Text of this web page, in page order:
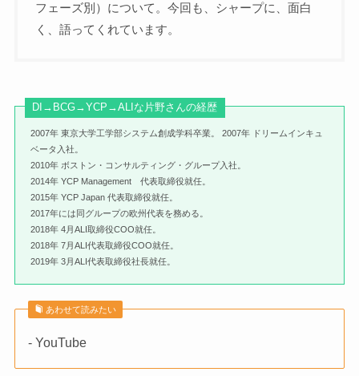
フェーズ別）について。今回も、シャープに、面白
く、語ってくれています。
DI→BCG→YCP→ALIな片野さんの経歴
2007年 東京大学工学部システム創成学科卒業。 2007年 ドリームインキュ
ベータ入社。
2010年 ボストン・コンサルティング・グループ入社。
2014年 YCP Management 代表取締役就任。
2015年 YCP Japan 代表取締役就任。
2017年には同グループの欧州代表を務める。
2018年 4月ALI取締役COO就任。
2018年 7月ALI代表取締役COO就任。
2019年 3月ALI代表取締役社長就任。
あわせて読みたい
- YouTube